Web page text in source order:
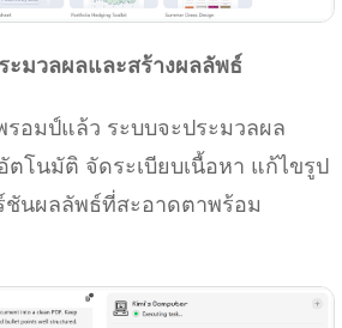
ะมวลผลและสร้างผลลัพธ์
อมป์แล้ว ระบบจะประมวลผล
ตโนมัติ จัดระเบียบเนื้อหา แก้ไขรูป
ชันผลลัพธ์ที่สะอาดตาพร้อม